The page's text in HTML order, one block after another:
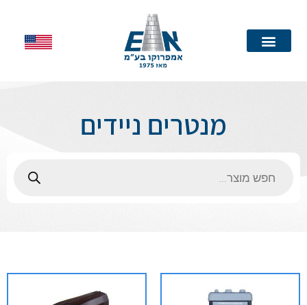
מנטרים ניידים